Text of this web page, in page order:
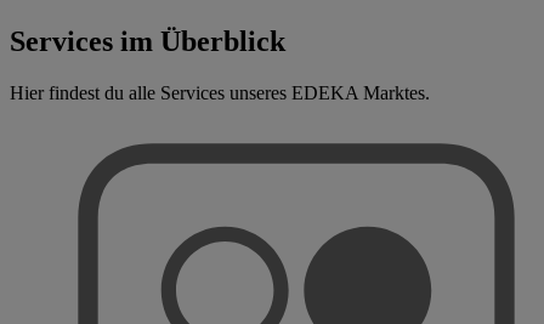
Services im Überblick
Hier findest du alle Services unseres EDEKA Marktes.